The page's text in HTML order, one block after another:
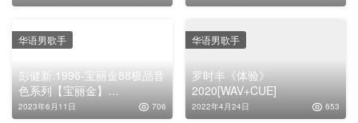
彭健新.1996-宝丽金88极品音
色系列【宝丽金】
【WAV+CUE】
2023年6月11日 706
华语男歌手
罗时丰《体验》
2020[WAV+CUE]
2022年4月24日 653
华语男歌手